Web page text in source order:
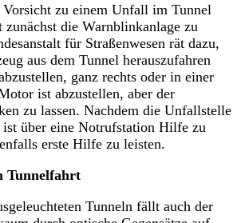
zu einem Unfall im Tunnel
zunächst die Warnblinkanlage zu
für Straßenwesen rät dazu,
aus dem Tunnel herauszufahren
ganz rechts oder in einer
ist abzustellen, aber der
zu lassen. Nachdem die Unfallstelle
ist über eine Notrufstation Hilfe zu
erste Hilfe zu leisten.
Tunnelfahrt
Tunneln fällt auch der